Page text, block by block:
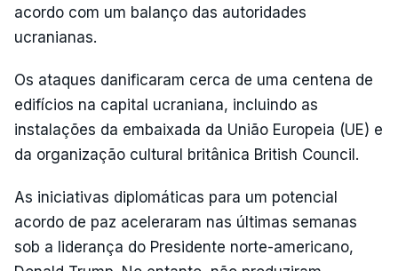
acordo com um balanço das autoridades
ucranianas.
Os ataques danificaram cerca de uma centena de
edifícios na capital ucraniana, incluindo as
instalações da embaixada da União Europeia (UE) e
da organização cultural britânica British Council.
As iniciativas diplomáticas para um potencial
acordo de paz aceleraram nas últimas semanas
sob a liderança do Presidente norte-americano,